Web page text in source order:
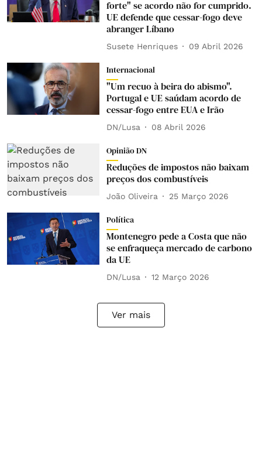
forte" se acordo não for cumprido.
UE defende que cessar-fogo deve
abranger Líbano
Susete Henriques 09 Abril 2026
Internacional
"Um recuo à beira do abismo".
Portugal e UE saúdam acordo de
cessar-fogo entre EUA e Irão
DN/Lusa 08 Abril 2026
Opinião DN
Reduções de impostos não baixam
preços dos combustíveis
João Oliveira 25 Março 2026
Política
Montenegro pede a Costa que não
se enfraqueça mercado de carbono
da UE
DN/Lusa 12 Março 2026
Ver mais